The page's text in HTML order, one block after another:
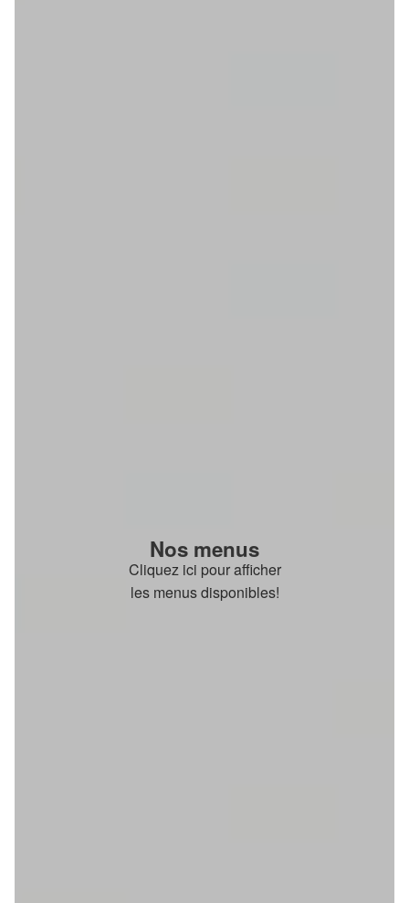
Nos menus
Cliquez ici pour afficher
les menus disponibles!